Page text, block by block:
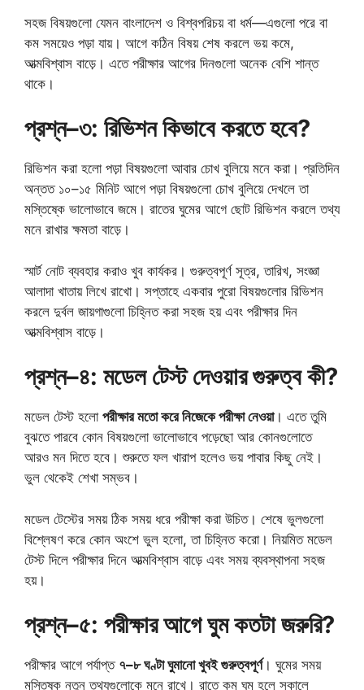
সহজ বিষয়গুলো যেমন বাংলাদেশ ও বিশ্বপরিচয় বা ধর্ম—এগুলো পরে বা
কম সময়েও পড়া যায়। আগে কঠিন বিষয় শেষ করলে ভয় কমে,
আত্মবিশ্বাস বাড়ে। এতে পরীক্ষার আগের দিনগুলো অনেক বেশি শান্ত
থাকে।
প্রশ্ন–৩: রিভিশন কিভাবে করতে হবে?
রিভিশন করা হলো পড়া বিষয়গুলো আবার চোখ বুলিয়ে মনে করা। প্রতিদিন
অন্তত ১০–১৫ মিনিট আগে পড়া বিষয়গুলো চোখ বুলিয়ে দেখলে তা
মস্তিষ্কে ভালোভাবে জমে। রাতের ঘুমের আগে ছোট রিভিশন করলে তথ্য
মনে রাখার ক্ষমতা বাড়ে।
স্মার্ট নোট ব্যবহার করাও খুব কার্যকর। গুরুত্বপূর্ণ সূত্র, তারিখ, সংজ্ঞা
আলাদা খাতায় লিখে রাখো। সপ্তাহে একবার পুরো বিষয়গুলোর রিভিশন
করলে দুর্বল জায়গাগুলো চিহ্নিত করা সহজ হয় এবং পরীক্ষার দিন
আত্মবিশ্বাস বাড়ে।
প্রশ্ন–৪: মডেল টেস্ট দেওয়ার গুরুত্ব কী?
মডেল টেস্ট হলো পরীক্ষার মতো করে নিজেকে পরীক্ষা নেওয়া। এতে তুমি
বুঝতে পারবে কোন বিষয়গুলো ভালোভাবে পড়েছো আর কোনগুলোতে
আরও মন দিতে হবে। শুরুতে ফল খারাপ হলেও ভয় পাবার কিছু নেই।
ভুল থেকেই শেখা সম্ভব।
মডেল টেস্টের সময় ঠিক সময় ধরে পরীক্ষা করা উচিত। শেষে ভুলগুলো
বিশ্লেষণ করে কোন অংশে ভুল হলো, তা চিহ্নিত করো। নিয়মিত মডেল
টেস্ট দিলে পরীক্ষার দিনে আত্মবিশ্বাস বাড়ে এবং সময় ব্যবস্থাপনা সহজ
হয়।
প্রশ্ন–৫: পরীক্ষার আগে ঘুম কতটা জরুরি?
পরীক্ষার আগে পর্যাপ্ত ৭–৮ ঘণ্টা ঘুমানো খুবই গুরুত্বপূর্ণ। ঘুমের সময়
মস্তিষ্ক নতুন তথ্যগুলোকে মনে রাখে। রাতে কম ঘুম হলে সকালে